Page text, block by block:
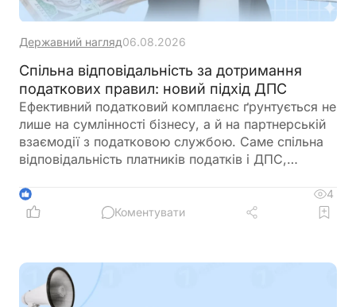
Державний нагляд06.08.2026
Спільна відповідальність за дотримання
податкових правил: новий підхід ДПС
Ефективний податковий комплаєнс ґрунтується не
лише на сумлінності бізнесу, а й на партнерській
взаємодії з податковою службою. Саме спільна
відповідальність платників податків і ДПС,
підтримка допомагають мінімізувати податкові
ризики та запобігати порушенням ще до їх
1
4
Коментувати